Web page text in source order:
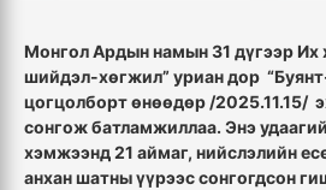
Монгол Ардын намын 31 дүгээр Их
шийдэл-хөгжил” уриан дор
цогцолборт өнөөдөр /2025.11.15/
сонгож батламжиллаа. Энэ
хэмжээнд 21 аймаг, нийслэлийн
анхан шатны үүрээс сонгогдсон